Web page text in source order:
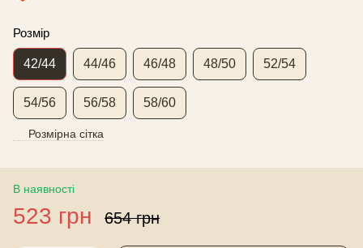
Розмір
42/44 44/46 46/48 48/50 52/54
54/56 56/58 58/60
Розмірна сітка
В наявності
523 грн 654 грн